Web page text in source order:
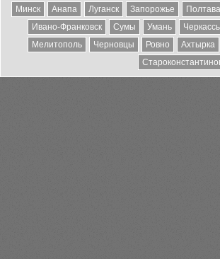
Минск
Анапа Луганск Запорожье Полтава
Ивано-Франковск
Сумы Умань
Мелитополь
Черновцы Ровно Ахтырка